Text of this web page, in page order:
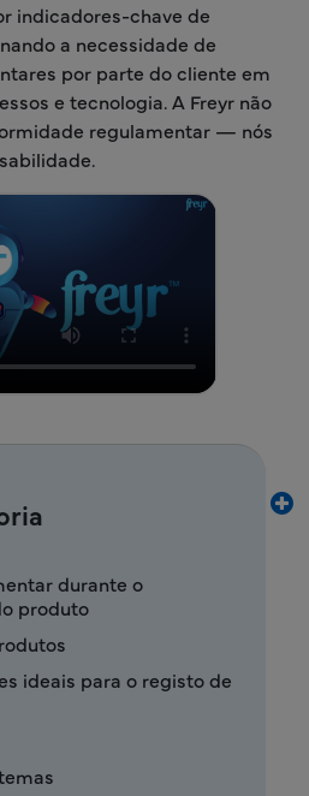
indicadores-chave de
a necessidade de
por parte do cliente em
e tecnologia. A Freyr não
regulamentar — nós
durante o
produto
ideais para o registo de